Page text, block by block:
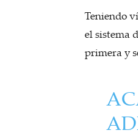
Teniendo
el sistema
primera y